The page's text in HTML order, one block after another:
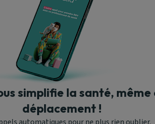
simplifie la santé, même
déplacement !